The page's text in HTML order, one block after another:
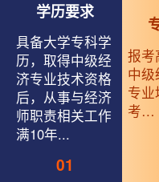
学历要求
具备大学专科学
历，取得中级经
济专业技术资格
后，从事与经济
师职责相关工作
满10年...
01
报考
中级
专
考…